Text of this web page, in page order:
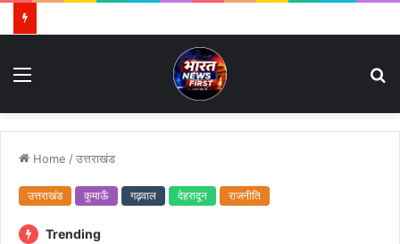
Home /उत्तराखंड
उत्तराखंड कुमाऊँ गढ़वाल देहरादून राजनीति
Trending